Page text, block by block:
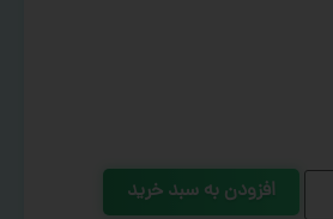
افزودن به سبد خرید